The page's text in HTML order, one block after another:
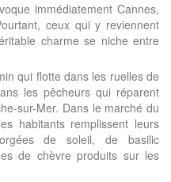
immédiatement Cannes,
ceux qui y reviennent
charme se niche entre
qui flotte dans les ruelles de
les pêcheurs qui réparent
sur-Mer. Dans le marché du
habitants remplissent leurs
de soleil, de basilic
de chèvre produits sur les